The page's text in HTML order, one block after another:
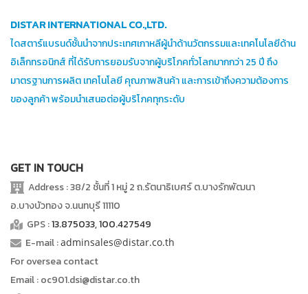
DISTAR INTERNATIONAL CO.,LTD.
ไดสตาร์แบรนด์ชั้นนำจากประเทศเกาหลีผู้นำด้านวัตกรรมและเทคโนโลยีด้าน
อิเล็กทรอนิกส์ ที่ได้รับการยอมรับจากผู้บริโภคทั่วโลกมากกว่า 25 ปี ถึง
มาตรฐานการผลิต เทคโนโลยี คุณภาพสินค้า และการเข้าถึงความต้องการ
ของลูกค้า พร้อมนำเสนอต่อผู้บริโภคทุกระดับ
GET IN TOUCH
Address : 38/2 ชั้นที่ 1 หมู่ 2 ถ.รัตนาธิเบศร์ ต.บางรักพัฒนา
อ.บางบัวทอง จ.นนทบุรี 11110
GPS :13.875033, 100.427549
E-mail :adminsales@distar.co.th
For oversea contact
Email : oc901.dsi@distar.co.th